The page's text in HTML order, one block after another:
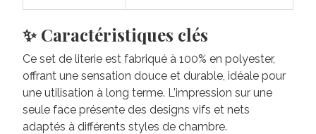
✨ Caractéristiques clés
Ce set de literie est fabriqué à 100% en polyester,
offrant une sensation douce et durable, idéale pour
une utilisation à long terme. L'impression sur une
seule face présente des designs vifs et nets
adaptés à différents styles de chambre.